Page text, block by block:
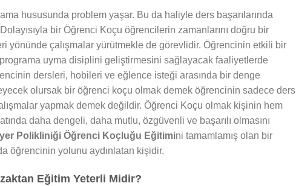
hususunda problem yaşar. Bu da haliyle ders başarılarında
bir Öğrenci Koçu öğrencilerin zamanlarını doğru bir
yönünde çalışmalar yürütmekle de görevlidir. Öğrencinin etkili bir
uyma disiplini geliştirmesini sağlayacak faaliyetlerde
dersleri, hobileri ve eğlence isteği arasında bir denge
olursak bir öğrenci koçu olmak demek öğrencinin sadece ders
yapmak demek değildir. Öğrenci Koçu olmak kişinin hem
daha dengeli, daha mutlu, özgüvenli ve başarılı olmasını
Polikliniği Öğrenci Koçluğu Eğitimini tamamlamış olan bir
öğrencinin yolunu aydınlatan kişidir.
Eğitim Yeterli Midir?